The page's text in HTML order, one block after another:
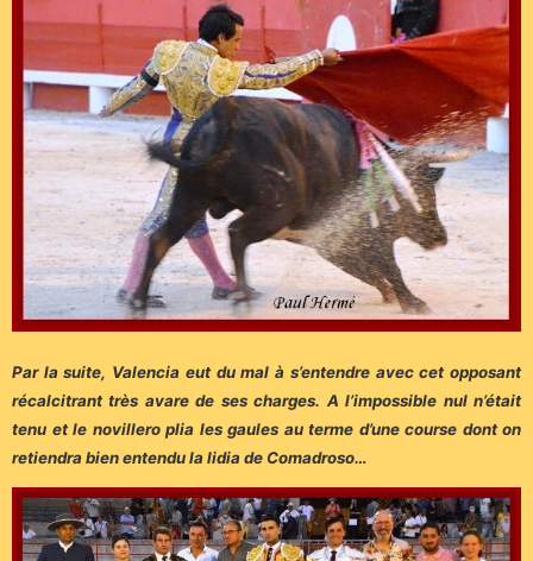
Par la suite, Valencia eut du mal à s’entendre avec cet opposant
récalcitrant très avare de ses charges. A l’impossible nul n’était
tenu et le novillero plia les gaules au terme d’une course dont on
retiendra bien entendu la lidia de Comadroso…